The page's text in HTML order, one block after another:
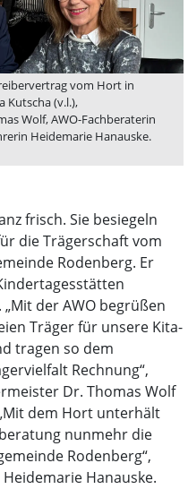
vom Hort in
Kutscha (v.l.),
Wolf, AWO-Fachberaterin
Heidemarie Hanauske.
frisch. Sie besiegeln
die Trägerschaft vom
Rodenberg. Er
der AWO begrüßen
Träger für unsere Kita-
tragen so dem
Rechnung“,
Dr. Thomas Wolf
dem Hort unterhält
nunmehr die
Rodenberg“,
Hanauske.